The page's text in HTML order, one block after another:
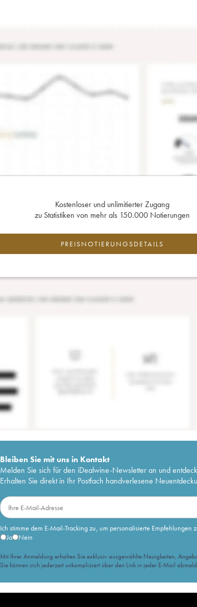
Kostenloser und unlimitierter Zugang
zu Statistiken von mehr als 150.000 Notierungen
PREISNOTIERUNGSDETAILS
Bleiben Sie mit uns in Kontakt
Melden Sie sich für den iDealwine-Newsletter an und
Erhalten Sie direkt in Ihr Postfach handverlesene
Ich stimme dem E-Mail-Tracking zu, um personalisierte Empfehlungen
Ja
Nein
Mit Ihrer Anmeldung erhalten Sie exklusiv ausgewählte Neuigkeiten,
Sie können sich jederzeit unkompliziert über den Link in jeder E-Mail